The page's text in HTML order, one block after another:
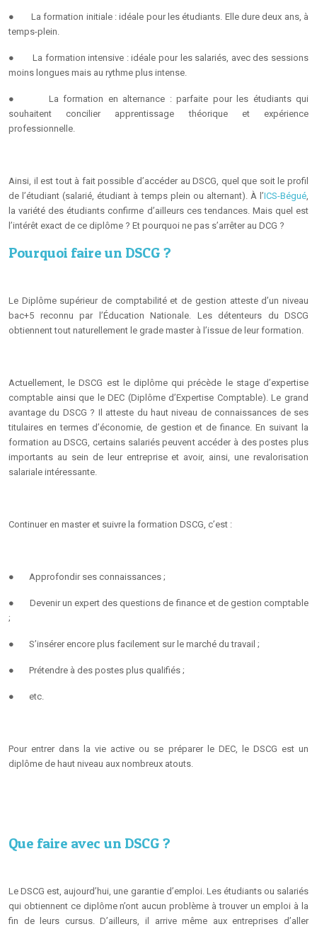
●
La formation initiale : idéale pour les étudiants. Elle dure deux ans, à
temps-plein.
●
La formation intensive : idéale pour les salariés, avec des sessions
moins longues mais au rythme plus intense.
●
La formation en alternance : parfaite pour les étudiants qui
souhaitent concilier apprentissage théorique et expérience
professionnelle.
Ainsi, il est tout à fait possible d’accéder au DSCG, quel que soit le profil
de l’étudiant (salarié, étudiant à temps plein ou alternant). À l’ICS-Bégué,
la variété des étudiants confirme d’ailleurs ces tendances. Mais quel est
l’intérêt exact de ce diplôme ? Et pourquoi ne pas s’arrêter au DCG ?
Pourquoi faire un DSCG ?
Le Diplôme supérieur de comptabilité et de gestion atteste d’un niveau
bac+5 reconnu par l’Éducation Nationale. Les détenteurs du DSCG
obtiennent tout naturellement le grade master à l’issue de leur formation.
Actuellement, le DSCG est le diplôme qui précède le stage d’expertise
comptable ainsi que le DEC (Diplôme d’Expertise Comptable). Le grand
avantage du DSCG ? Il atteste du haut niveau de connaissances de ses
titulaires en termes d’économie, de gestion et de finance. En suivant la
formation au DSCG, certains salariés peuvent accéder à des postes plus
importants au sein de leur entreprise et avoir, ainsi, une revalorisation
salariale intéressante.
Continuer en master et suivre la formation DSCG, c’est :
● Approfondir ses connaissances ;
●
Devenir un expert des questions de finance et de gestion comptable
;
● S’insérer encore plus facilement sur le marché du travail ;
● Prétendre à des postes plus qualifiés ;
● etc.
Pour entrer dans la vie active ou se préparer le DEC, le DSCG est un
diplôme de haut niveau aux nombreux atouts.
Que faire avec un DSCG ?
Le DSCG est, aujourd’hui, une garantie d’emploi. Les étudiants ou salariés
qui obtiennent ce diplôme n’ont aucun problème à trouver un emploi à la
fin de leurs cursus. D’ailleurs, il arrive même aux entreprises d’aller